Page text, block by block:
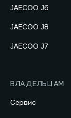
JAECOO J6
JAECOO J8
JAECOO J7
ВЛАДЕЛЬЦАМ
Сервис